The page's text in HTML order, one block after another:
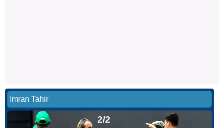
Imran Tahir
2/2